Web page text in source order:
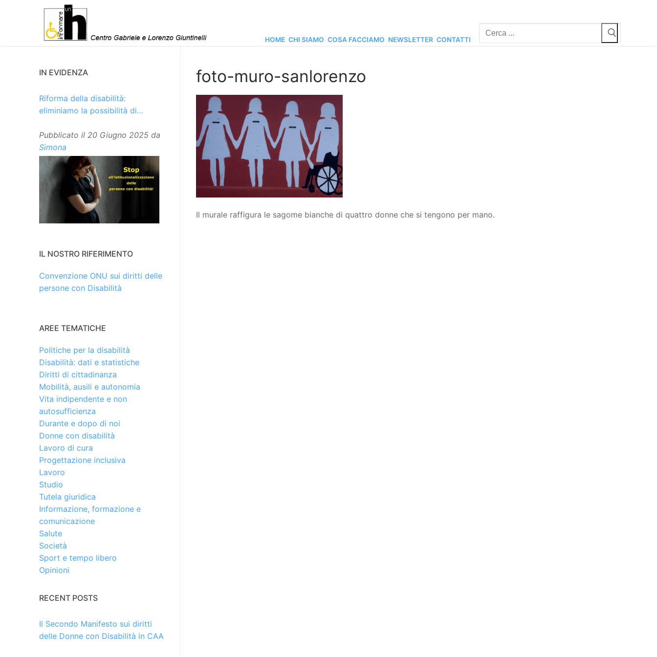
HOME CHI SIAMO COSA FACCIAMO NEWSLETTER CONTATTI
Cerca:
foto-muro-sanlorenzo
Il murale raffigura le sagome bianche di quattro donne che si tengono per mano.
IN EVIDENZA
Riforma della disabilità:
eliminiamo la possibilità di
Pubblicato il 20 Giugno 2025 da
Simona
IL NOSTRO RIFERIMENTO
Convenzione ONU sui diritti delle
persone con Disabilità
AREE TEMATICHE
Politiche per la disabilità
Disabilità: dati e statistiche
Diritti di cittadinanza
Mobilità, ausili e autonomia
Vita indipendente e non
autosufficienza
Durante e dopo di noi
Donne con disabilità
Lavoro di cura
Progettazione inclusiva
Lavoro
Studio
Tutela giuridica
Informazione, formazione e
comunicazione
Salute
Società
Sport e tempo libero
Opinioni
RECENT POSTS
Il Secondo Manifesto sui diritti
delle Donne con Disabilità in CAA